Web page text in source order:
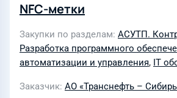
NFC-метки
Закупки по разделам АСУТП.
Разработка программного
автоматизации и управления, IT
Заказчик АО «Транснефть –